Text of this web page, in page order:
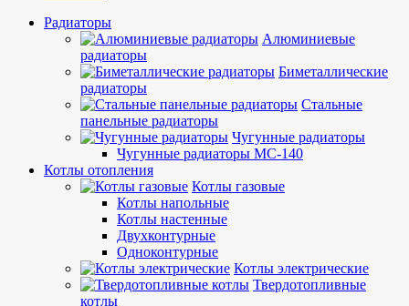
Радиаторы
Алюминиевые
радиаторы
Биметаллические
радиаторы
Стальные
панельные радиаторы
Чугунные радиаторы
Чугунные радиаторы МС-140
Котлы отопления
Котлы газовые
Котлы напольные
Котлы настенные
Двухконтурные
Одноконтурные
Котлы электрические
Твердотопливные
котлы